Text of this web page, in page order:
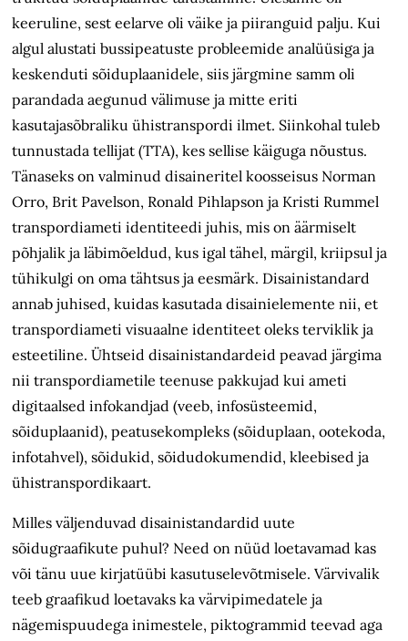
keeruline, sest eelarve oli väike ja piiranguid palju. Kui
algul alustati bussipeatuste probleemide analüüsiga ja
keskenduti sõiduplaanidele, siis järgmine samm oli
parandada aegunud välimuse ja mitte eriti
kasutajasõbraliku ühistranspordi ilmet. Siinkohal tuleb
tunnustada tellijat (TTA), kes sellise käiguga nõustus.
Tänaseks on valminud disaineritel koosseisus Norman
Orro, Brit Pavelson, Ronald Pihlapson ja Kristi Rummel
transpordiameti identiteedi juhis, mis on äärmiselt
põhjalik ja läbimõeldud, kus igal tähel, märgil, kriipsul ja
tühikulgi on oma tähtsus ja eesmärk. Disainistandard
annab juhised, kuidas kasutada disainielemente nii, et
transpordiameti visuaalne identiteet oleks terviklik ja
esteetiline. Ühtseid disainistandardeid peavad järgima
nii transpordiametile teenuse pakkujad kui ameti
digitaalsed infokandjad (veeb, infosüsteemid,
sõiduplaanid), peatusekompleks (sõiduplaan, ootekoda,
infotahvel), sõidukid, sõidudokumendid, kleebised ja
ühistranspordikaart.
Milles väljenduvad disainistandardid uute
sõidugraafikute puhul? Need on nüüd loetavamad kas
või tänu uue kirjatüübi kasutuselevõtmisele. Värvivalik
teeb graafikud loetavaks ka värvipimedatele ja
nägemispuudega inimestele, piktogrammid teevad aga